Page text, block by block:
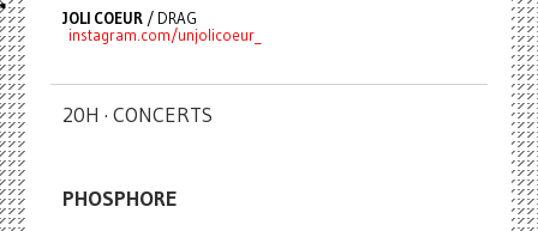
JOLI COEUR/ DRAG
instagram.com/unjolicoeur_
20H · CONCERTS
PHOSPHORE